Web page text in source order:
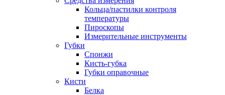
Кольца/пастилки контроля
температуры
Пироскопы
Измерительные инструменты
Губки
Спонжи
Кисть-губка
Губки оправочные
Кисти
Белка